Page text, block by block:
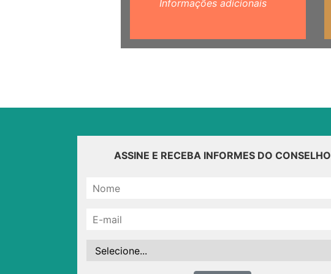
Informações adicionais
ASSINE E RECEBA INFORMES DO CONSELHO